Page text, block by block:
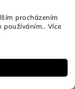
procházením
Více
CALVIVSZ puf